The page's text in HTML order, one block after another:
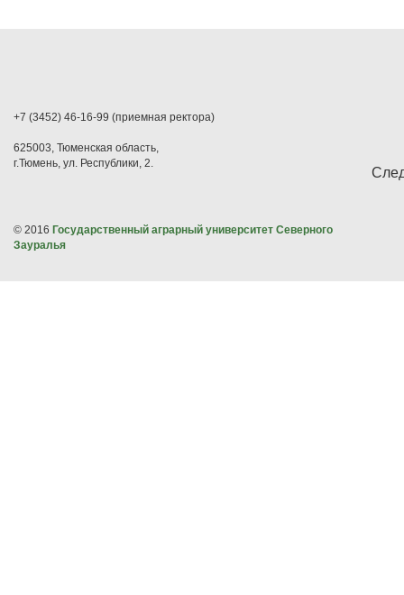
+7 (3452) 46-16-99 (приемная ректора)
625003, Тюменская область,
г.Тюмень, ул. Республики, 2.
© 2016 Государственный аграрный университет Северного
Зауралья